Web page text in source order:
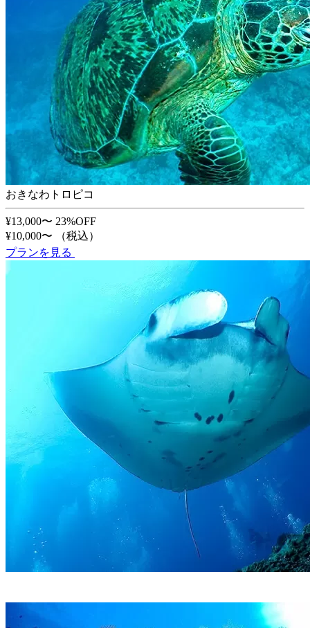
おきなわトロピコ
¥13,000〜 23%OFF
¥10,000〜
（税込）
プランを見る